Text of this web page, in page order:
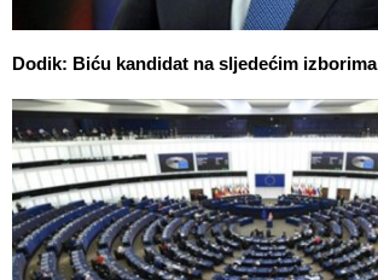
Dodik: Biću kandidat na sljedećim izborima